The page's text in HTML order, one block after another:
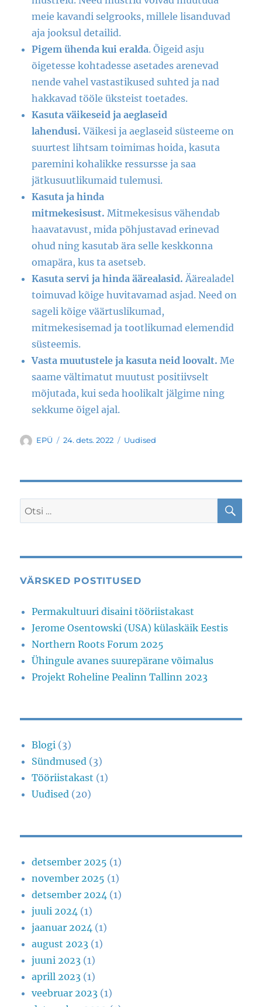
meie kavandi selgrooks, millele lisanduvad
aja jooksul detailid.
Pigem ühenda kui eralda. Õigeid asju
õigetesse kohtadesse asetades arenevad
nende vahel vastastikused suhted ja nad
hakkavad tööle üksteist toetades.
Kasuta väikeseid ja aeglaseid
lahendusi. Väikesi ja aeglaseid süsteeme on
suurtest lihtsam toimimas hoida, kasuta
paremini kohalikke ressursse ja saa
jätkusuutlikumaid tulemusi.
Kasuta ja hinda
mitmekesisust.Mitmekesisus vähendab
haavatavust, mida põhjustavad erinevad
ohud ning kasutab ära selle keskkonna
omapära, kus ta asetseb.
Kasuta servi ja hinda äärealasid. Äärealadel
toimuvad kõige huvitavamad asjad. Need on
sageli kõige väärtuslikumad,
mitmekesisemad ja tootlikumad elemendid
süsteemis.
Vasta muutustele ja kasuta neid loovalt. Me
saame vältimatut muutust positiivselt
mõjutada, kui seda hoolikalt jälgime ning
sekkume õigel ajal.
Autor
EPÜ Postitatud
24. dets. 2022 Rubriigid
Uudised
VÄRSKED POSTITUSED
Permakultuuri disaini tööriistakast
Jerome Osentowski (USA) külaskäik Eestis
Northern Roots Forum 2025
Ühingule avanes suurepärane võimalus
Projekt Roheline Pealinn Tallinn 2023
Blogi (3)
Sündmused (3)
Tööriistakast (1)
Uudised (20)
detsember 2025 (1)
november 2025 (1)
detsember 2024 (1)
juuli 2024 (1)
jaanuar 2024 (1)
august 2023 (1)
juuni 2023 (1)
aprill 2023 (1)
veebruar 2023 (1)